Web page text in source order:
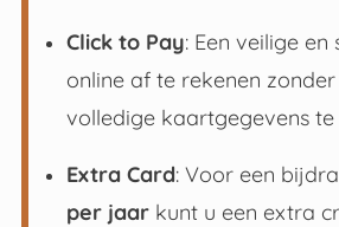
Click to Pay: Een veilige
online af te rekenen
volledige kaartgegevens
Extra Card: Voor een
per jaarkunt u een extra